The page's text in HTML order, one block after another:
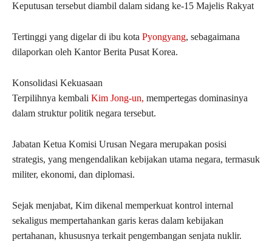
Keputusan tersebut diambil dalam sidang ke-15 Majelis Rakyat
Tertinggi yang digelar di ibu kota Pyongyang, sebagaimana
dilaporkan oleh Kantor Berita Pusat Korea.
Konsolidasi Kekuasaan
Terpilihnya kembali Kim Jong-un, mempertegas dominasinya
dalam struktur politik negara tersebut.
Jabatan Ketua Komisi Urusan Negara merupakan posisi
strategis, yang mengendalikan kebijakan utama negara, termasuk
militer, ekonomi, dan diplomasi.
Sejak menjabat, Kim dikenal memperkuat kontrol internal
sekaligus mempertahankan garis keras dalam kebijakan
pertahanan, khususnya terkait pengembangan senjata nuklir.